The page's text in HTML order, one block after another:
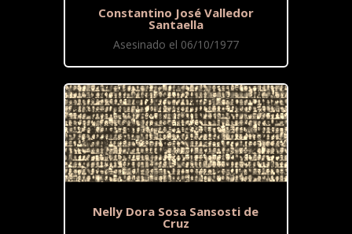
Constantino José Valledor
Santaella
Asesinado el 06/10/1977
Nelly Dora Sosa Sansosti de
Cruz